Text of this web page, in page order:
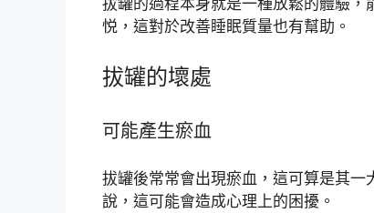
悦，這對於改善睡眠質量也有幫助。
拔罐的壞處
可能產生瘀血
拔罐後常常會出現瘀血，這可算是其一
說，這可能會造成心理上的困擾。